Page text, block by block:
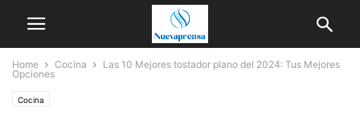
Home Cocina
Las 10 Mejores tostador plano del 2024: Tus Mejores
Opciones
Cocina